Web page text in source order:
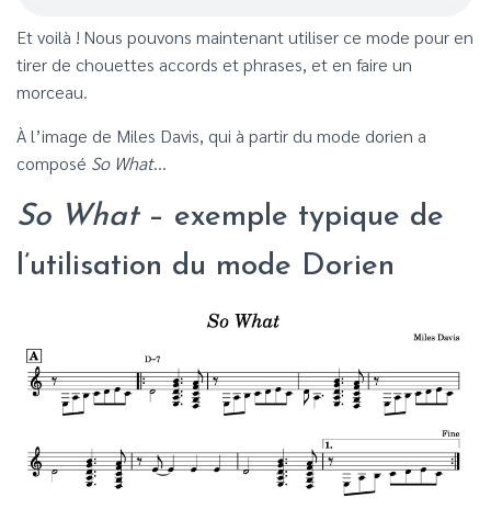
Et voilà ! Nous pouvons maintenant utiliser ce mode pour en
tirer de chouettes accords et phrases, et en faire un
morceau.
À l’image de Miles Davis, qui à partir du mode dorien a
composé So What…
So What– exemple typique de
l’utilisation du mode Dorien